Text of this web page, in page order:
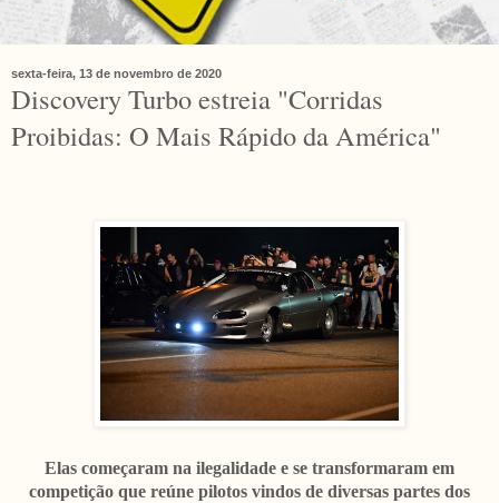
sexta-feira, 13 de novembro de 2020
Discovery Turbo estreia "Corridas
Proibidas: O Mais Rápido da América"
Elas começaram na ilegalidade e se transformaram em
competição que reúne pilotos vindos de diversas partes dos